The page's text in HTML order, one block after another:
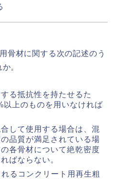
骨材に関する次の記述のう
。
る抵抗性を持たせるた
以上のものを用いなければ
して使用する場合は、混
品質が満足されている場
各骨材について絶乾密度
ばならない。
るコンクリート用再生粗